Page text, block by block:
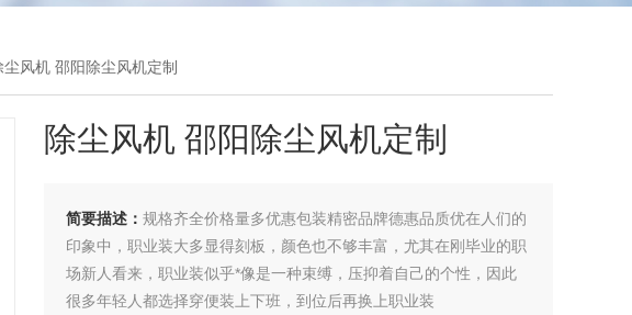
尘风机 邵阳除尘风机定制
除尘风机 邵阳除尘风机定制
简要描述：规格齐全价格量多优惠包装精密品牌德惠品质优在人们的
印象中，职业装大多显得刻板，颜色也不够丰富，尤其在刚毕业的职
场新人看来，职业装似乎*像是一种束缚，压抑着自己的个性，因此
很多年轻人都选择穿便装上下班，到位后再换上职业装